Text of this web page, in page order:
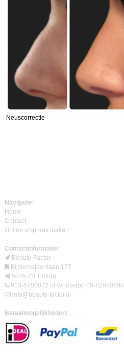
Neuscorrectie
Navigatie:
Home
Contact
Online afspraak maken
Contactinformatie:
Beauty-Factor
Bijsterveldenlaan 177
5045 ZS Tilburg
013-5700822 of Whatsapp 06-82680698
info@beauty-factor.nl
Betaalmogelijkheden: